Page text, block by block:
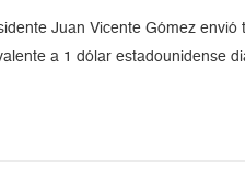
Juan Vicente Gómez
a 1 dólar estadounidense